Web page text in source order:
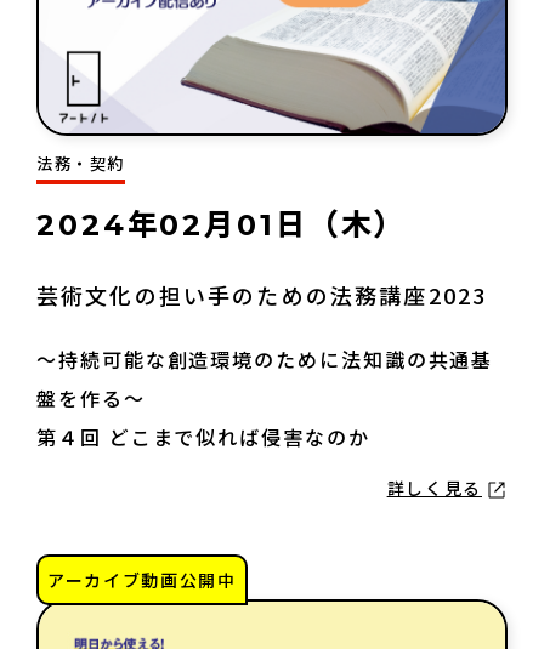
活動場所情報
外部機関の相談情報
リンク集
お知らせ・新着情報
お知らせ・新着情報
アートノトについて
法務・契約
2024年02月01日（木）
芸術文化の担い手のための法務講座2023
～持続可能な創造環境のために法知識の共通基
盤を作る～
第４回 どこまで似れば侵害なのか
詳しく見る
アーカイブ動画公開中